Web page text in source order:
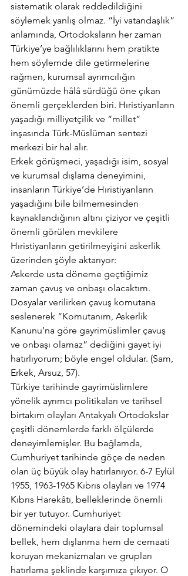
sistematik olarak reddedildiğini
söylemek yanlış olmaz. “İyi vatandaşlık”
anlamında, Ortodoksların her zaman
Türkiye’ye bağlılıklarını hem pratikte
hem söylemde dile getirmelerine
rağmen, kurumsal ayrımcılığın
günümüzde hâlâ sürdüğü öne çıkan
önemli gerçeklerden biri. Hıristiyanların
yaşadığı milliyetçilik ve “millet”
inşasında Türk-Müslüman sentezi
merkezi bir hal alır.
Erkek görüşmeci, yaşadığı isim, sosyal
ve kurumsal dışlama deneyimini,
insanların Türkiye’de Hıristiyanların
yaşadığını bile bilmemesinden
kaynaklandığının altını çiziyor ve çeşitli
önemli görülen mevkilere
Hıristiyanların getirilmeyişini askerlik
üzerinden şöyle aktarıyor:
Askerde usta döneme geçtiğimiz
zaman çavuş ve onbaşı olacaktım.
Dosyalar verilirken çavuş komutana
seslenerek “Komutanım, Askerlik
Kanunu’na göre gayrimüslimler çavuş
ve onbaşı olamaz” dediğini gayet iyi
hatırlıyorum; böyle engel oldular. (Sam,
Erkek, Arsuz, 57).
Türkiye tarihinde gayrimüslimlere
yönelik ayrımcı politikaları ve tarihsel
birtakım olayları Antakyalı Ortodokslar
çeşitli dönemlerde farklı ölçülerde
deneyimlemişler. Bu bağlamda,
Cumhuriyet tarihinde göçe de neden
olan üç büyük olay hatırlanıyor. 6-7 Eylül
1955, 1963-1965 Kıbrıs olayları ve 1974
Kıbrıs Harekâtı, belleklerinde önemli
bir yer tutuyor. Cumhuriyet
dönemindeki olaylara dair toplumsal
bellek, hem dışlanma hem de cemaati
koruyan mekanizmaları ve grupları
hatırlama şeklinde karşımıza çıkıyor. O